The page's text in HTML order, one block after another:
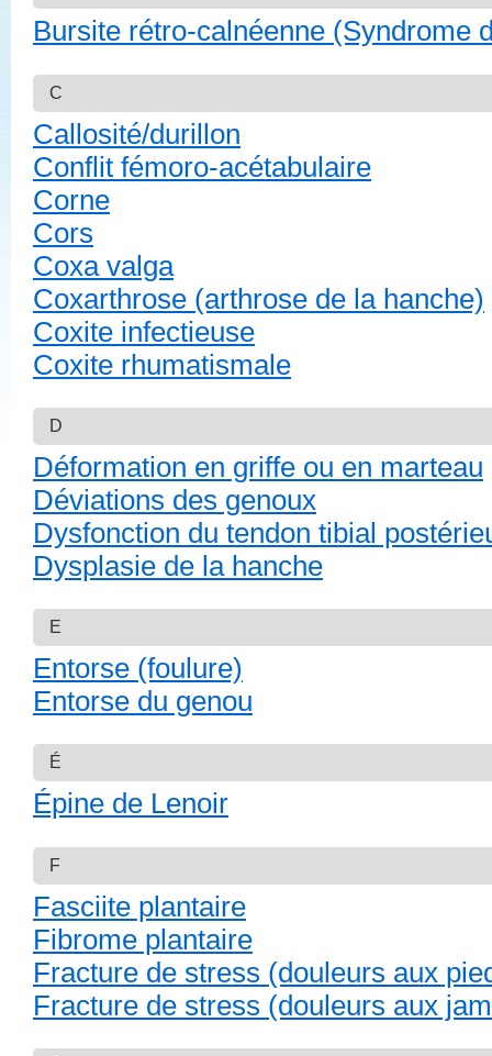
Bursite rétro-calnéenne (Syndrome
C
Callosité/durillon
Conflit fémoro-acétabulaire
Corne
Cors
Coxa valga
Coxarthrose (arthrose de la hanche)
Coxite infectieuse
Coxite rhumatismale
D
Déformation en griffe ou en marteau
Déviations des genoux
Dysfonction du tendon tibial
Dysplasie de la hanche
E
Entorse (foulure)
Entorse du genou
É
Épine de Lenoir
F
Fasciite plantaire
Fibrome plantaire
Fracture de stress (douleurs aux
Fracture de stress (douleurs aux